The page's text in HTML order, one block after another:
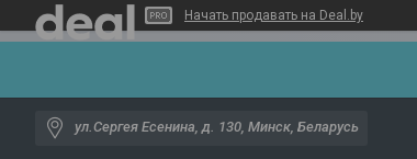
Начать продавать на Deal.by
ул.Сергея Есенина, д. 130, Минск, Беларусь